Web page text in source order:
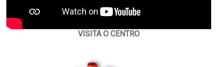
VISITA O CENTRO